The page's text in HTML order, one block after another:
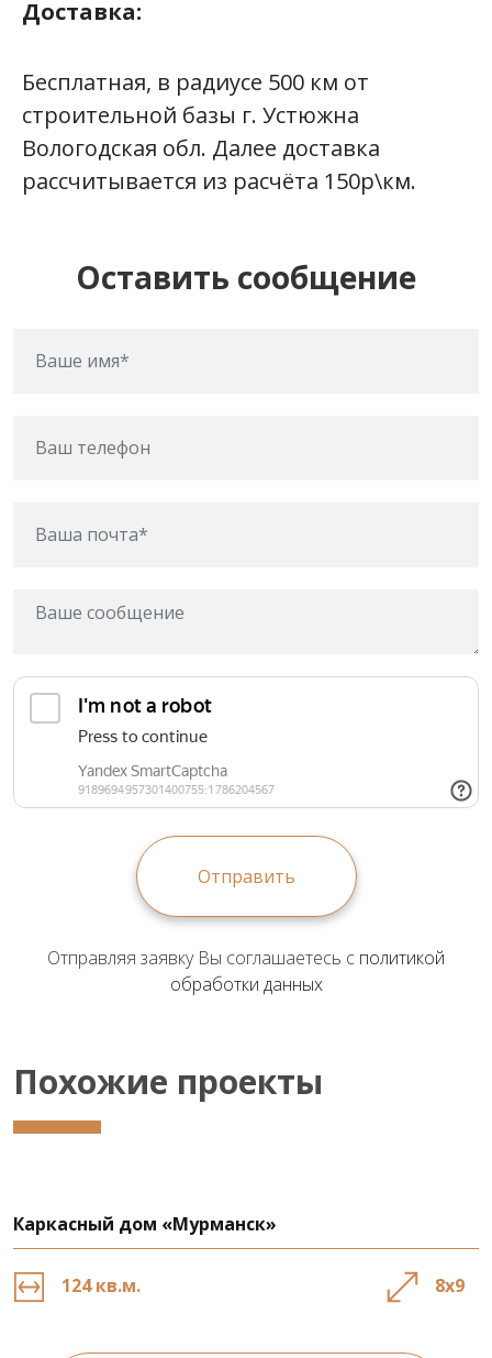
Доставка:
Бесплатная, в радиусе 500 км от
строительной базы г. Устюжна
Вологодская обл. Далее доставка
рассчитывается из расчёта 150р\км.
Оставить сообщение
Отправить
Отправляя заявку Вы соглашаетесь с политикой
обработки данных
Похожие проекты
Каркасный дом «Мурманск»
124 кв.м. 8х9